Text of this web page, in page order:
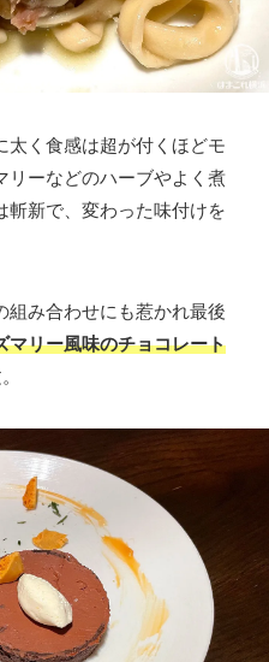
太く食感は超が付くほどモ
リーなどのハーブやよく煮
斬新で、変わった味付けを
組み合わせにも惹かれ最後
マリー風味のチョコレート